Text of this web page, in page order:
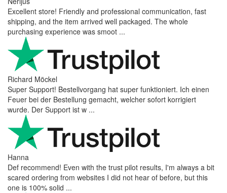
Excellent store! Friendly and professional communication, fast
shipping, and the item arrived well packaged. The whole
purchasing experience was smoot ...
Richard Möckel
Super Support! Bestellvorgang hat super funktioniert. Ich einen
Feuer bei der Bestellung gemacht, welcher sofort korrigiert
wurde. Der Support ist w ...
Hanna
Def recommend! Even with the trust pilot results, I'm always a bit
scared ordering from websites I did not hear of before, but this
one is 100% solid ...